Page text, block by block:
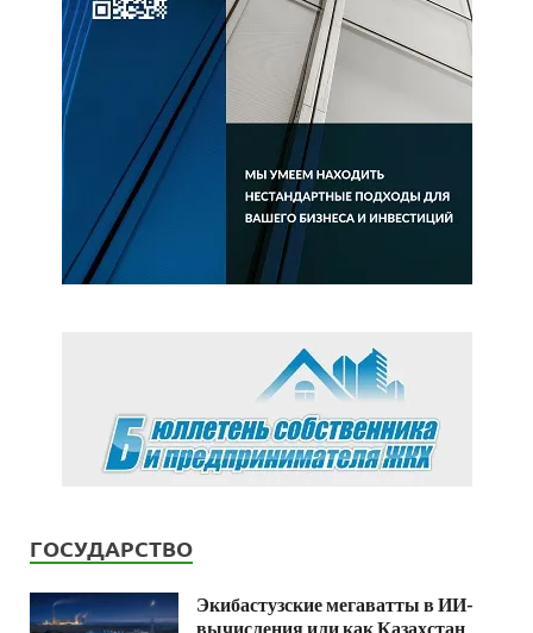
ГОСУДАРСТВО
Экибастузские мегаватты в ИИ-
вычисления или как Казахстан